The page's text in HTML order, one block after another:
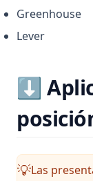
Greenhouse
Lever
⬇️
💡Las